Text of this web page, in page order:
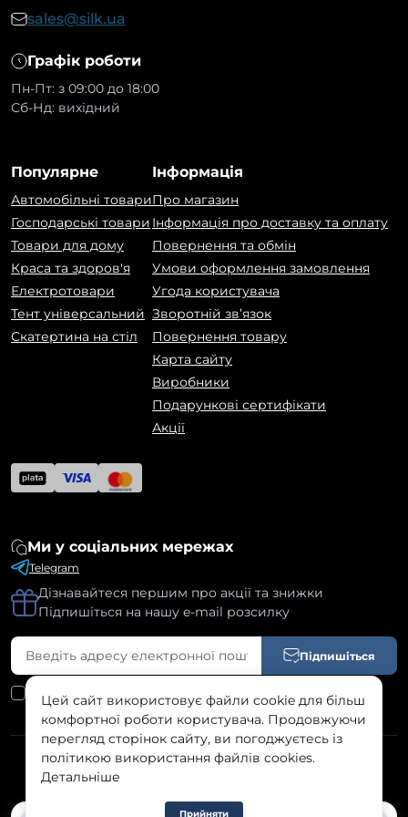
Запрошуємо вас відкрити нові можливості з
нашими індивідуальними тентами, які
створені, щоб відповідати вашим унікальним
потребам. Чи потрібен вам захист від погоди
купити тент? ДовіртесяSILK
новий рівень комфорту та надійності з
нашими тентами PEVA.
sales@silk.ua
Графік роботи
Пн-Пт: з 09:00 до 18:00
Сб-Нд: вихідний
Популярне
Автомобільні товари
Господарські товари
Товари для дому
Краса та здоров'я
Електротовари
Тент універсальний
Скатертина на стіл
Інформація
Про магазин
Інформація про доставку та оплату
Повернення та обмін
Умови оформлення замовлення
Угода користувача
Зворотній зв’язок
Повернення товару
Карта сайту
Виробники
Подарункові сертифікати
Акції
Ми у соціальних мережах
Telegram
Дізнавайтеся першим про акції та знижки
Підпишіться на нашу e-mail розсилку
Підпишіться
Я прочитав і згоден з вимогами
Цей сайт використовує файли cookie для більш
комфортної роботи користувача. Продовжуючи
перегляд сторінок сайту, ви погоджуєтесь із
політикою використання файлів cookies.
Детальніше
Прийняти